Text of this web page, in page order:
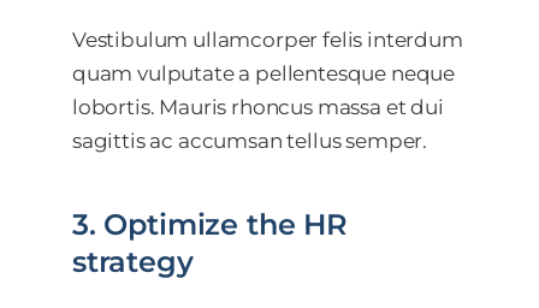
Vestibulum ullamcorper felis interdum
quam vulputate a pellentesque neque
lobortis. Mauris rhoncus massa et dui
sagittis ac accumsan tellus semper.
3. Optimize the HR
strategy